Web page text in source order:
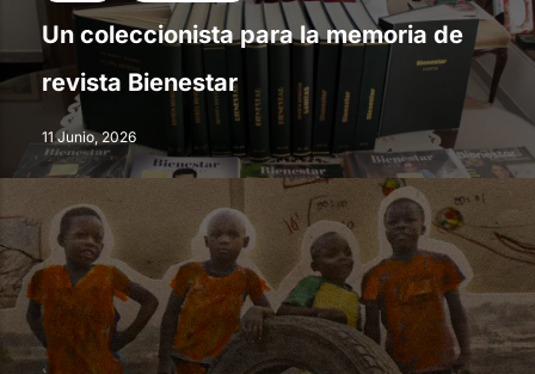
Un coleccionista para la memoria de
revista Bienestar
11 Junio, 2026